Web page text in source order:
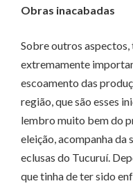
Obras inacabadas
Sobre outros
extremamente
escoamento das
região, que são esses
lembro muito bem do
eleição, acompanha da
eclusas do Tucuruí.
que tinha de ter sido